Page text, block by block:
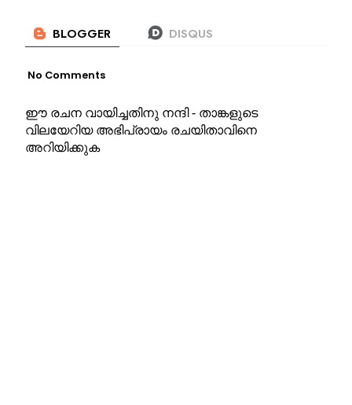
No Comments
ഈ രചന വായിച്ചതിനു നന്ദി - താങ്കളുടെ
വിലയേറിയ അഭിപ്രായം രചയിതാവിനെ
അറിയിക്കുക